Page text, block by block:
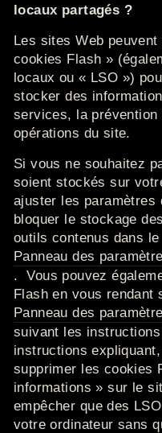
locaux partagés ?
Les sites Web
cookies Flash »
locaux ou « LSO »)
stocker des
services, la prévention
opérations du site.
Si vous ne souhaitez
soient stockés sur
ajuster les paramètres
bloquer le stockage
outils contenus dans le
Panneau des
.
Vous pouvez
Flash en vous rendant
Panneau des
suivant les
instructions
supprimer les cookies
informations » sur le
empêcher que des
votre ordinateur sans